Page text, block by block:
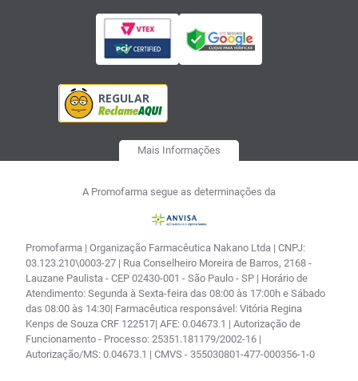
Mais Informações
A Promofarma segue as determinações da
Promofarma | Organização Farmacêutica Nakano Ltda | CNPJ:
03.123.210\0003-27 | Rua Conselheiro Moreira de Barros, 2168 -
Lauzane Paulista - CEP 02430-001 - São Paulo - SP | Horário de
Atendimento: Segunda à Sexta-feira das 08:00 às 17:00h e Sábado
das 08:00 às 14:30| Farmacêutica responsável: Vitória Regina
Kenps de Souza CRF 122517| AFE: 0.04673.1 | Autorização de
Funcionamento - Processo: 25351.181179/2002-16 |
Autorização/MS: 0.04673.1 | CMVS - 355030801-477-000356-1-0